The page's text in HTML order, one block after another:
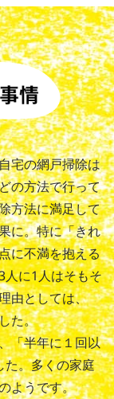
宅の網戸掃除は
の方法で行って
方法に満足して
に。特に「きれ
に不満を抱える
人に1人はそもそ
由としては、
た。
「半年に１回以
た。多くの家庭
ようです。